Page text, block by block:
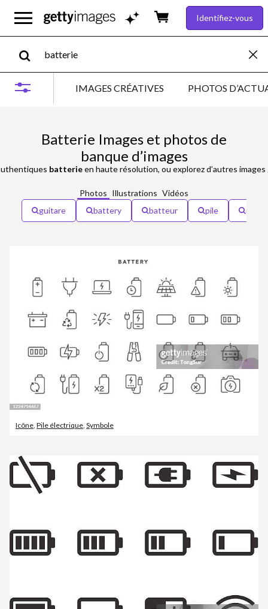
Identifiez-vous
IMAGES CRÉATIVES PHOTOS
Batterie Images et photos de
banque d’images
batterieen haute résolution, ou explorez d’autres images
Photos Illustrations Vidéos
guitare
battery batteur pile
Icône Pile électrique Symbole